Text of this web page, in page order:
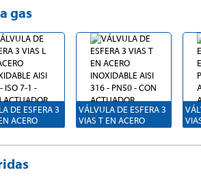
gas
DE ESFERA 3
ACERO
CON
DOBLE
VÁLVULA DE ESFERA 3
VIAS T EN ACERO
PN50 - CON ACTUADOR